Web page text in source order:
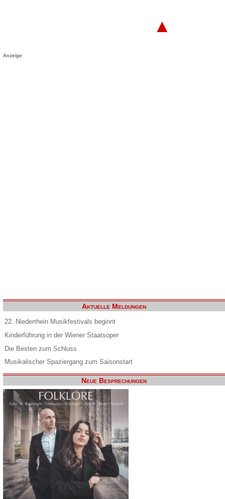
▲
Anzeige
Aktuelle Meldungen
22. Niederrhein Musikfestivals beginnt
Kinderführung in der Wiener Staatsoper
Die Besten zum Schluss
Musikalischer Spaziergang zum Saisonstart
Neue Besprechungen